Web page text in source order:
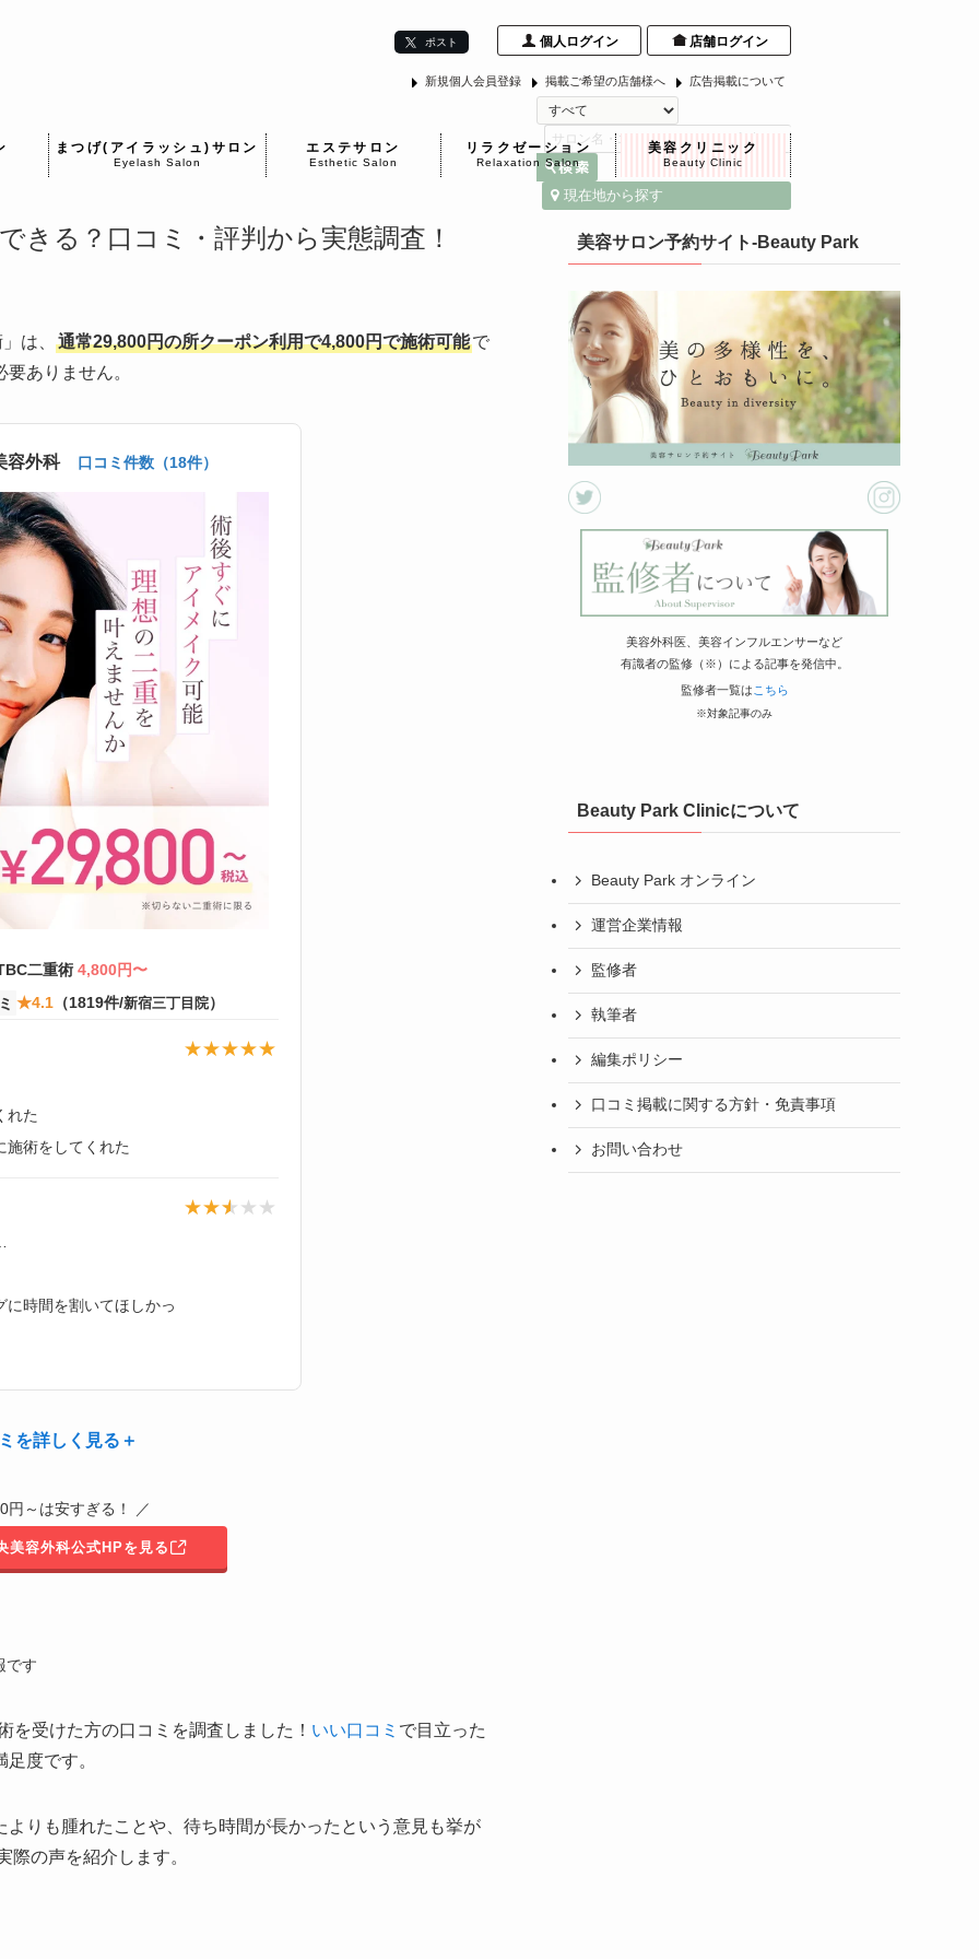
個人ログイン 店舗ログイン
ポスト
広告掲載について
掲載ご希望の店舗様へ
新規個人会員登録
現在地から探す
まつげ(アイラッシュ)サロン
Eyelash Salon
エステサロン
Esthetic Salon
リラクゼーション
Relaxation Salon
美容クリニック
Beauty Clinic
きる？口コミ・評判から実態調査！
は、 通常29,800円の所クーポン利用で4,800円で施術可能で
ありません。
容外科 口コミ件数（18件）
二重術4,800円〜
★4.1 （1819件/新宿三丁目院）
れた
施術をしてくれた
時間を割いてほしかっ
を詳しく見る＋
円～は安すぎる！ ／
美容外科公式HPを見る
です
受けた方の口コミを調査しました！ いい口コミ で目立った
度です。
よりも腫れたことや、待ち時間が長かったという意見も挙が
の声を紹介します。
美容サロン予約サイト-Beauty Park
美容外科医、美容インフルエンサーなど
有識者の監修（※）による記事を発信中。
監修者一覧は こちら
※対象記事のみ
Beauty Park Clinicについて
Beauty Park オンライン
運営企業情報
監修者
執筆者
編集ポリシー
口コミ掲載に関する方針・免責事項
お問い合わせ